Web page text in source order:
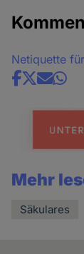
Netiquette
Share
news
Mehr
Säkulares